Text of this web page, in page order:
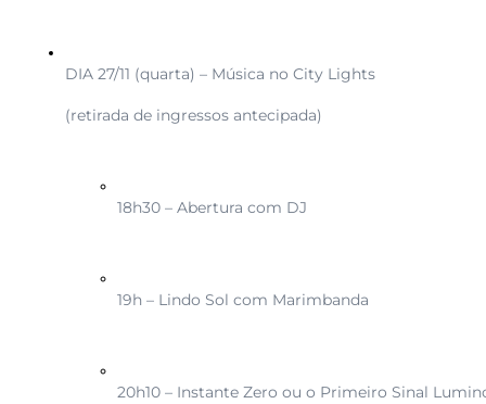
DIA 27/11 (quarta) – Música no City Lights
(retirada de ingressos antecipada)
18h30 – Abertura com DJ
19h – Lindo Sol com Marimbanda
20h10 – Instante Zero ou o Primeiro Sinal